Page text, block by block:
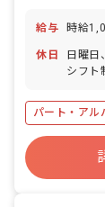
給与 時給
休日
日曜
シフト
パート・アル